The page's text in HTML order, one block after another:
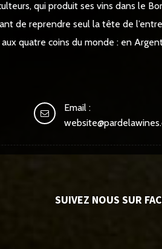
qui produit ses vins dans le
de reprendre seul la tête de
quatre coins du monde : en
Email :
SUIVEZ NOUS SUR